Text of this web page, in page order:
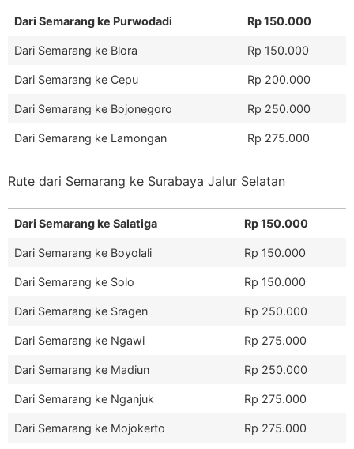
Dari Semarang ke Purwodadi Rp 150.000
Dari Semarang ke Blora Rp 150.000
Dari Semarang ke Cepu Rp 200.000
Dari Semarang ke Bojonegoro Rp 250.000
Dari Semarang ke Lamongan Rp 275.000
Rute dari Semarang ke Surabaya Jalur Selatan
Dari Semarang ke Salatiga Rp 150.000
Dari Semarang ke Boyolali Rp 150.000
Dari Semarang ke Solo Rp 150.000
Dari Semarang ke Sragen Rp 250.000
Dari Semarang ke Ngawi Rp 275.000
Dari Semarang ke Madiun Rp 250.000
Dari Semarang ke Nganjuk Rp 275.000
Dari Semarang ke Mojokerto Rp 275.000